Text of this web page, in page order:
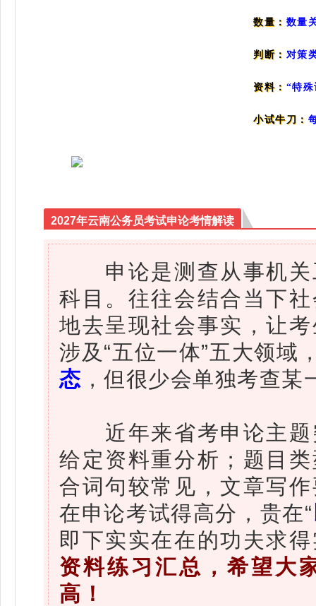
数量： 数量
判断： 对策
资料： “特
小试牛刀：
2027年云南公务员考试申论考情解读
申论是测查从事机关
科目。往往会结合当下
地去呈现社会事实，让
涉及“五位一体”五大领域
态 ，但很少会单独考查某
近年来省考申论主题
给定资料重分析；题目
合词句较常见，文章写
在申论考试得高分，贵在“
即下实实在在的功夫求
资料练习汇总，希望大
高！